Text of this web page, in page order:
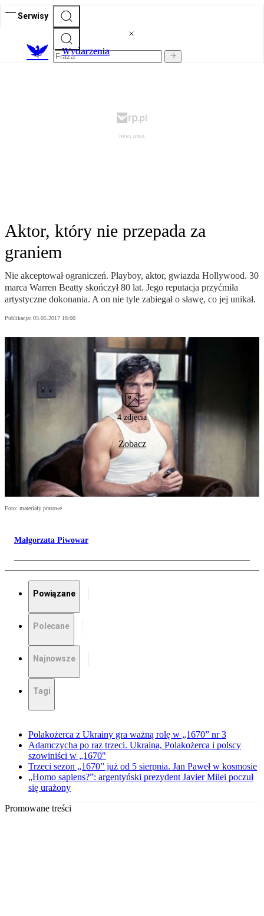
Serwisy
Wydarzenia
Aktor, który nie przepada za
graniem
Nie akceptował ograniczeń. Playboy, aktor, gwiazda Hollywood. 30
marca Warren Beatty skończył 80 lat. Jego reputacja przyćmiła
artystyczne dokonania. A on nie tyle zabiegał o sławę, co jej unikał.
Publikacja: 05.05.2017 18:00
4 zdjęcia
Zobacz
Foto: materiały prasowe
Małgorzata Piwowar
Powiązane
Polecane
Najnowsze
Tagi
Polakożerca z Ukrainy gra ważną rolę w „1670” nr 3
Adamczycha po raz trzeci. Ukraina, Polakożerca i polscy
szowiniści w „1670"
Trzeci sezon „1670” już od 5 sierpnia. Jan Paweł w kosmosie
„Homo sapiens?”: argentyński prezydent Javier Milei poczuł
się urażony
Promowane treści